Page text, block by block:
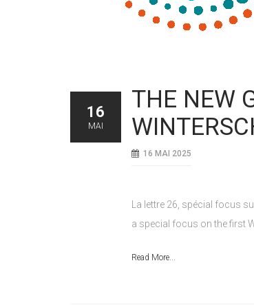
THE NEW
16 MAI 2025
La lettre 26, spécial focus
a special focus on the first
Read More...
16
MAI